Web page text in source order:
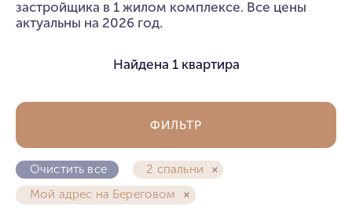
застройщика в 1 жилом комплексе. Все цены
актуальны на 2026 год.
Найдена 1 квартира
Очистить все
2 спальни
Мой адрес на Береговом
ФИЛЬТР